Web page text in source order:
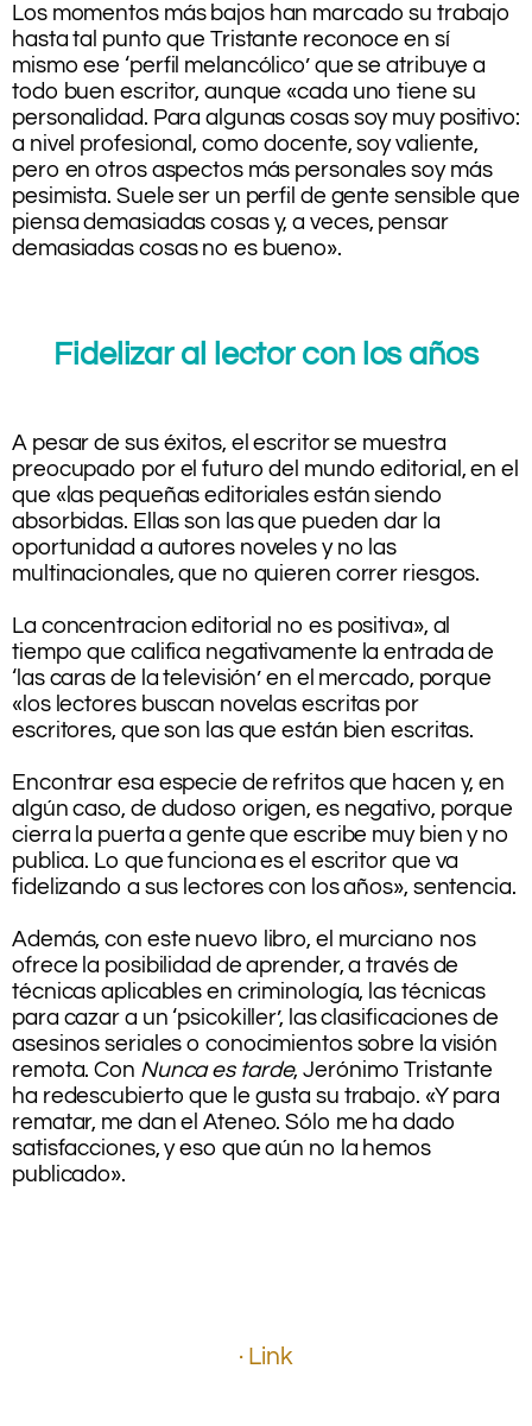
Los momentos más bajos han marcado su trabajo
hasta tal punto que Tristante reconoce en sí
mismo ese ‘perfil melancólico’ que se atribuye a
todo buen escritor, aunque «cada uno tiene su
personalidad. Para algunas cosas soy muy positivo:
a nivel profesional, como docente, soy valiente,
pero en otros aspectos más personales soy más
pesimista. Suele ser un perfil de gente sensible que
piensa demasiadas cosas y, a veces, pensar
demasiadas cosas no es bueno».
Fidelizar al lector con los años
A pesar de sus éxitos, el escritor se muestra
preocupado por el futuro del mundo editorial, en el
que «las pequeñas editoriales están siendo
absorbidas. Ellas son las que pueden dar la
oportunidad a autores noveles y no las
multinacionales, que no quieren correr riesgos.
La concentracion editorial no es positiva», al
tiempo que califica negativamente la entrada de
‘las caras de la televisión’ en el mercado, porque
«los lectores buscan novelas escritas por
escritores, que son las que están bien escritas.
Encontrar esa especie de refritos que hacen y, en
algún caso, de dudoso origen, es negativo, porque
cierra la puerta a gente que escribe muy bien y no
publica. Lo que funciona es el escritor que va
fidelizando a sus lectores con los años», sentencia.
Además, con este nuevo libro, el murciano nos
ofrece la posibilidad de aprender, a través de
técnicas aplicables en criminología, las técnicas
para cazar a un ‘psicokiller’, las clasificaciones de
asesinos seriales o conocimientos sobre la visión
remota. Con Nunca es tarde, Jerónimo Tristante
ha redescubierto que le gusta su trabajo. «Y para
rematar, me dan el Ateneo. Sólo me ha dado
satisfacciones, y eso que aún no la hemos
publicado».
· Link